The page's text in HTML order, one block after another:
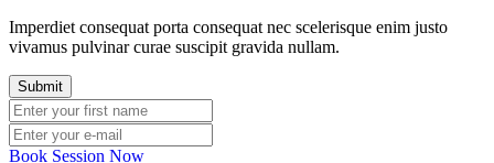
Imperdiet consequat porta consequat nec scelerisque enim justo
vivamus pulvinar curae suscipit gravida nullam.
Book Session Now